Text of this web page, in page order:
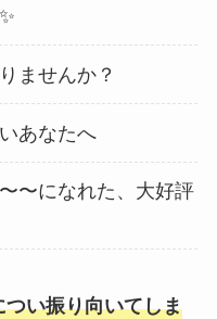
ませんか？
あなたへ
〜になれた、大好評
つい振り向いてしま